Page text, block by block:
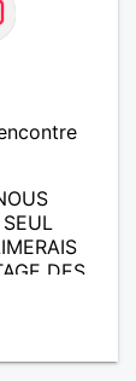
DES
DE L